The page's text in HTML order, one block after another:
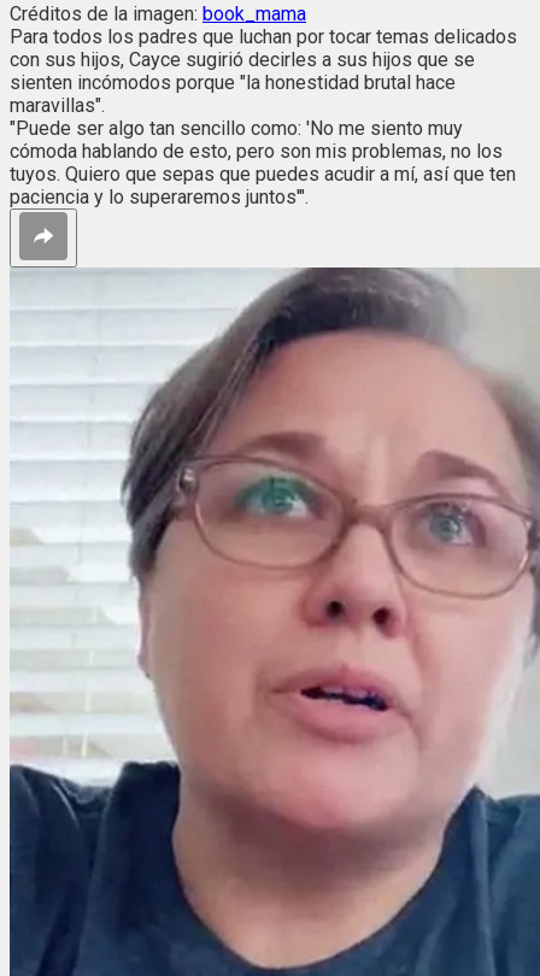
Créditos de la imagen: book_mama
Para todos los padres que luchan por tocar temas delicados
con sus hijos, Cayce sugirió decirles a sus hijos que se
sienten incómodos porque "la honestidad brutal hace
maravillas".
"Puede ser algo tan sencillo como: 'No me siento muy
cómoda hablando de esto, pero son mis problemas, no los
tuyos. Quiero que sepas que puedes acudir a mí, así que ten
paciencia y lo superaremos juntos'".